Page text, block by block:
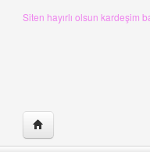
profilini görüntüle
Siten hayırlı olsun kardeşim
Yazarın web sitesini